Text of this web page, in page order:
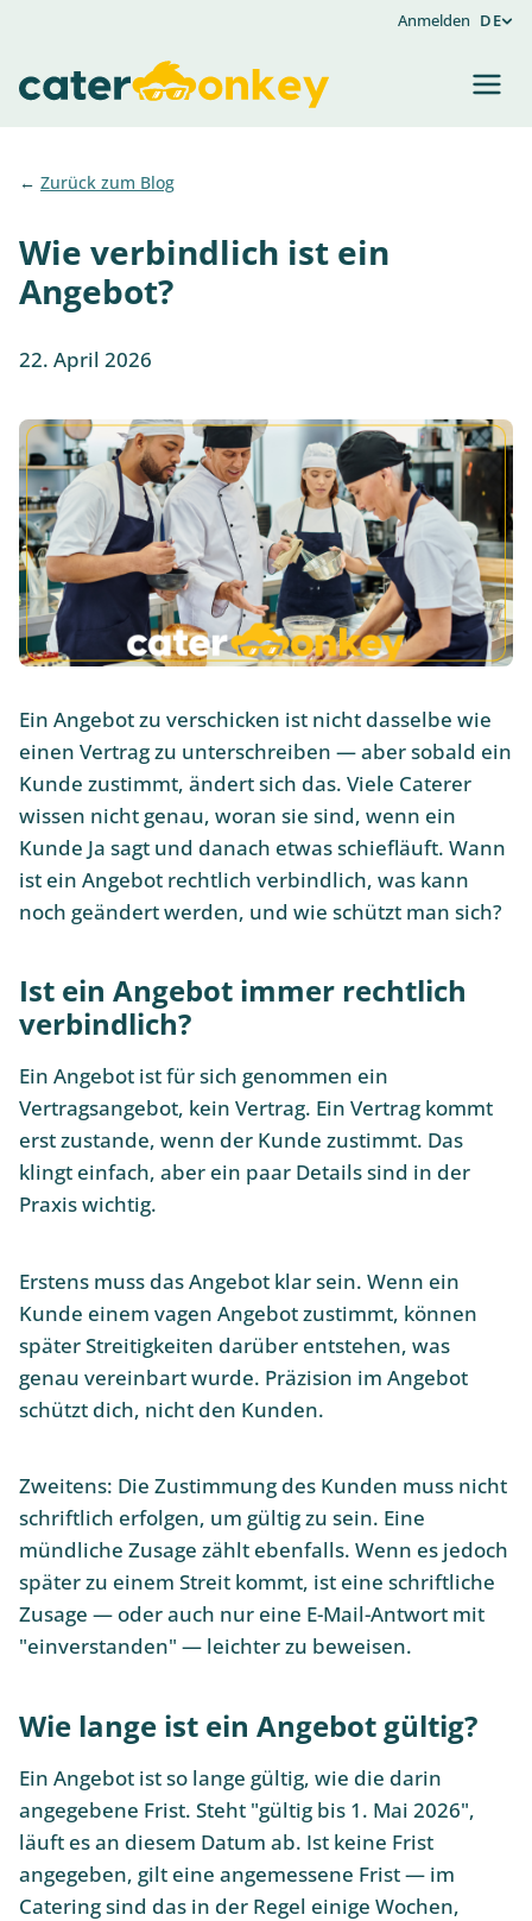
Anmelden DE
Zurück zum Blog
Wie verbindlich ist ein
Angebot?
22. April 2026
Ein Angebot zu verschicken ist nicht dasselbe wie
einen Vertrag zu unterschreiben — aber sobald ein
Kunde zustimmt, ändert sich das. Viele Caterer
wissen nicht genau, woran sie sind, wenn ein
Kunde Ja sagt und danach etwas schiefläuft. Wann
ist ein Angebot rechtlich verbindlich, was kann
noch geändert werden, und wie schützt man sich?
Ist ein Angebot immer rechtlich
verbindlich?
Ein Angebot ist für sich genommen ein
Vertragsangebot, kein Vertrag. Ein Vertrag kommt
erst zustande, wenn der Kunde zustimmt. Das
klingt einfach, aber ein paar Details sind in der
Praxis wichtig.
Erstens muss das Angebot klar sein. Wenn ein
Kunde einem vagen Angebot zustimmt, können
später Streitigkeiten darüber entstehen, was
genau vereinbart wurde. Präzision im Angebot
schützt dich, nicht den Kunden.
Zweitens: Die Zustimmung des Kunden muss nicht
schriftlich erfolgen, um gültig zu sein. Eine
mündliche Zusage zählt ebenfalls. Wenn es jedoch
später zu einem Streit kommt, ist eine schriftliche
Zusage — oder auch nur eine E-Mail-Antwort mit
"einverstanden" — leichter zu beweisen.
Wie lange ist ein Angebot gültig?
Ein Angebot ist so lange gültig, wie die darin
angegebene Frist. Steht "gültig bis 1. Mai 2026",
läuft es an diesem Datum ab. Ist keine Frist
angegeben, gilt eine angemessene Frist — im
Catering sind das in der Regel einige Wochen,